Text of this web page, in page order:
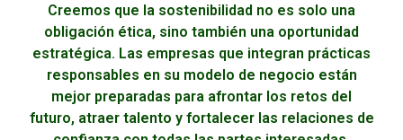
Creemos que la sostenibilidad no es solo una
obligación ética, sino también una oportunidad
estratégica. Las empresas que integran prácticas
responsables en su modelo de negocio están
mejor preparadas para afrontar los retos del
futuro, atraer talento y fortalecer las relaciones de